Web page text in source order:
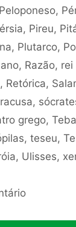
Peloponeso,
, Pireu,
, Plutarco,
, Razão, rei
, Retórica,
,
grego,
, teseu,
, Ulisses,